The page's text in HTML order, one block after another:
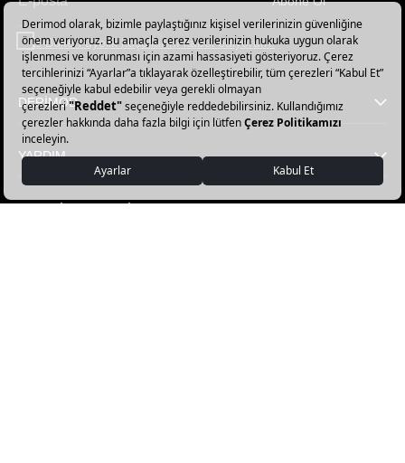
Haber
bültenimize
abone
olun!
E-Bülten üyelik koşullarını kabul ediyorum.
DERİMOD
YARDIM